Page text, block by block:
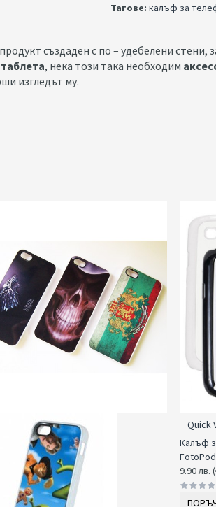
Тагове: калъф за
създаден с по – удебелени
таблета, нека този така необходим
изгледът му.
Quick
Калъф
9.90 лв.